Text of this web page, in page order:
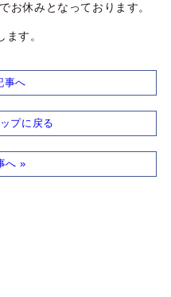
お休みとなっております。
す。
事へ
プに戻る
へ »